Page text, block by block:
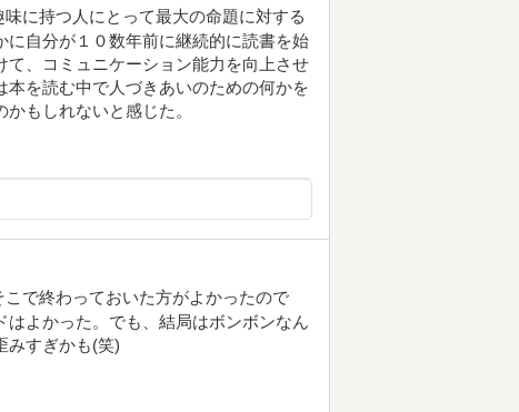
に持つ人にとって最大の命題に対する
自分が１０数年前に継続的に読書を始
、コミュニケーション能力を向上させ
を読む中で人づきあいのための何かを
もしれないと感じた。
で終わっておいた方がよかったので
よかった。でも、結局はボンボンなん
みすぎかも(笑)